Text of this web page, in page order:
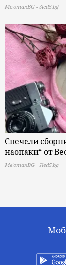
MelomanBG - Sled5.bg
Спечели
наопаки“ от
MelomanBG - Sled5.bg